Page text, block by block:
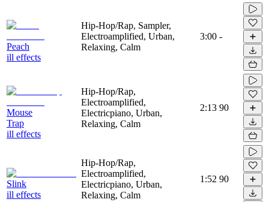
Peach
ill effects
Hip-Hop/Rap, Sampler,
Electroamplified, Urban,
Relaxing, Calm
3:00 -
Mouse
Trap
ill effects
Hip-Hop/Rap,
Electroamplified,
Electricpiano, Urban,
Relaxing, Calm
2:13 90
Slink
ill effects
Hip-Hop/Rap,
Electroamplified,
Electricpiano, Urban,
Relaxing, Calm
1:52 90